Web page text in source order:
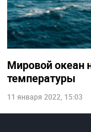
Мировой океан
температуры
11 января 2022, 15:03